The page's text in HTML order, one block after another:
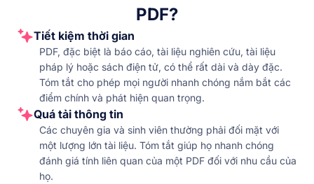
PDF?
Tiết kiệm thời gian
PDF, đặc biệt là báo cáo, tài liệu nghiên cứu, tài liệu
pháp lý hoặc sách điện tử, có thể rất dài và dày đặc.
Tóm tắt cho phép mọi người nhanh chóng nắm bắt các
điểm chính và phát hiện quan trọng.
Quá tải thông tin
Các chuyên gia và sinh viên thường phải đối mặt với
một lượng lớn tài liệu. Tóm tắt giúp họ nhanh chóng
đánh giá tính liên quan của một PDF đối với nhu cầu của
họ.